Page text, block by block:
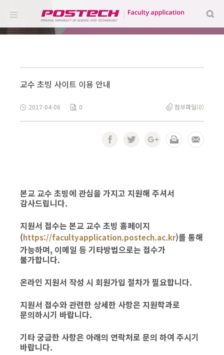
교수 초빙 사이트 이용 안내
2017-04-06 0 첨부파일(0)
본교 교수 초빙에 관심을 가지고 지원해 주셔서
감사드립니다.
지원서 접수는 본교 교수 초빙 홈페이지
(https://facultyapplication.postech.ac.kr)를 통해
가능하며, 이메일 등 기타방법으로는 접수가
불가합니다.
온라인 지원서 작성 시 회원가입 절차가 필요합니다.
지원서 접수와 관련한 상세한 사항은 지원학과로
문의하시기 바랍니다.
기타 궁금한 사항은 아래의 연락처로 문의 하여 주시기
바랍니다.